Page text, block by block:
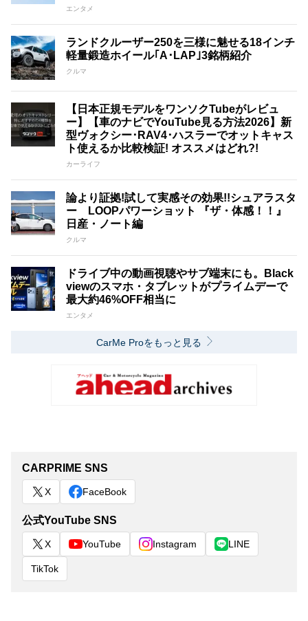
エンタメ
ランドクルーザー250を三様に魅せる18インチ
軽量鍛造ホイール｢A･LAP｣3銘柄紹介
クルマ
【日本正規モデルをワンソクTubeがレビュ
ー】【車のナビでYouTube見る方法2026】新
型ヴォクシー･RAV4･ハスラーでオットキャス
ト使えるか比較検証! オススメはどれ?!
カーライフ
論より証拠!試して実感その効果!!シュアラスタ
ー LOOPパワーショット 『ザ・体感！！』
日産・ノート編
クルマ
ドライブ中の動画視聴やサブ端末にも。Black
viewのスマホ・タブレットがプライムデーで
最大約46%OFF相当に
エンタメ
CarMe Proをもっと見る
CARPRIME SNS
X FaceBook
公式YouTube SNS
X YouTube Instagram LINE
TikTok